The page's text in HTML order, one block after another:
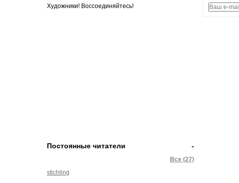
Художники! Воссоединяйтесь!
-
Постоянные читатели
Все (27)
stichling